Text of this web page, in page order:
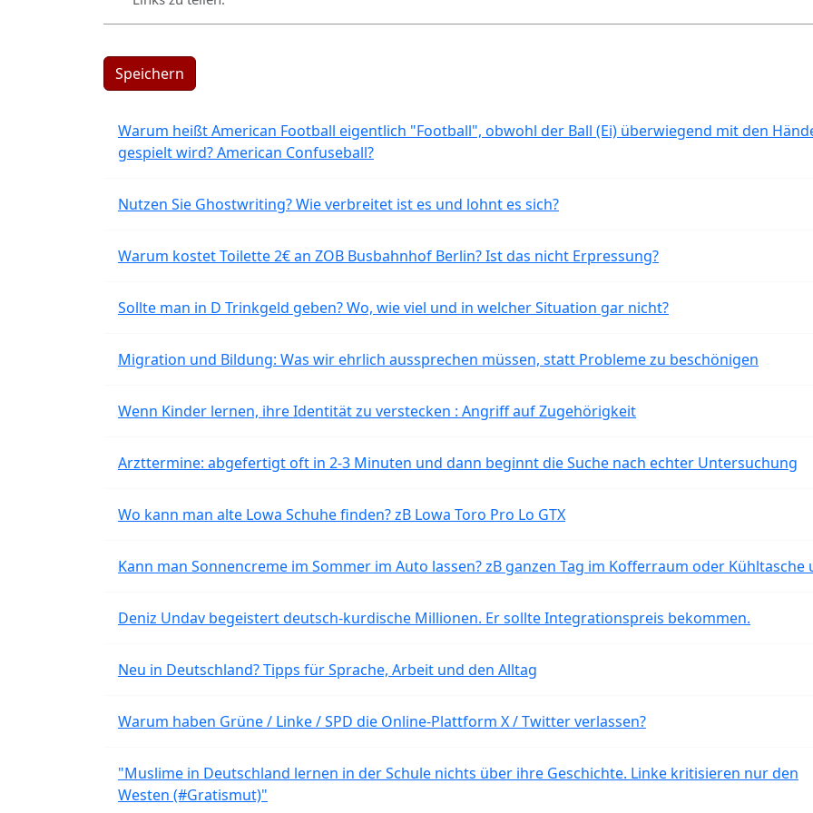
Speichern
Warum heißt American Football eigentlich "Football", obwohl der Ball (Ei) überwiegend mit den
gespielt wird? American Confuseball?
Nutzen Sie Ghostwriting? Wie verbreitet ist es und lohnt es sich?
Warum kostet Toilette 2€ an ZOB Busbahnhof Berlin? Ist das nicht Erpressung?
Sollte man in D Trinkgeld geben? Wo, wie viel und in welcher Situation gar nicht?
Migration und Bildung: Was wir ehrlich aussprechen müssen, statt Probleme zu beschönigen
Wenn Kinder lernen, ihre Identität zu verstecken : Angriff auf Zugehörigkeit
Arzttermine: abgefertigt oft in 2-3 Minuten und dann beginnt die Suche nach echter Untersuchung
Wo kann man alte Lowa Schuhe finden? zB Lowa Toro Pro Lo GTX
Kann man Sonnencreme im Sommer im Auto lassen? zB ganzen Tag im Kofferraum oder Kühltasche
Deniz Undav begeistert deutsch-kurdische Millionen. Er sollte Integrationspreis bekommen.
Neu in Deutschland? Tipps für Sprache, Arbeit und den Alltag
Warum haben Grüne / Linke / SPD die Online-Plattform X / Twitter verlassen?
"Muslime in Deutschland lernen in der Schule nichts über ihre Geschichte. Linke kritisieren nur den
Westen (#Gratismut)"